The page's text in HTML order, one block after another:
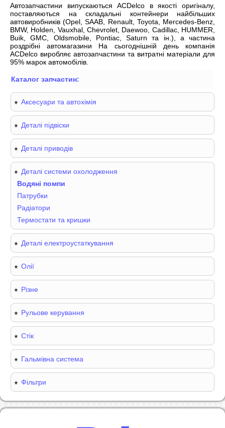
Автозапчастини випускаються ACDelco в якості оригіналу,
поставляються на складальні контейнери найбільших
автовиробників (Opel, SAAB, Renault, Toyota, Mercedes-Benz,
BMW, Holden, Vauxhal, Chevrolet, Daewoo, Cadillac, HUMMER,
Buik, GMC, Oldsmobile, Pontiac, Saturn та ін.), а частина
роздрібні автомагазини На сьогоднішній день компанія
ACDelco виробляє автозапчастини та витратні матеріали для
95% марок автомобілів.
Каталог запчастин:
Аксесуари та автохімія
Деталі підвіски
Деталі приводів
Деталі системи охолодження
Водяні помпи
Патрубки
Радіатори
Термостати та кришки
Деталі електроустаткування
Олії
Різне
Рульове керування
Стік
Гальмівна система
Фільтри